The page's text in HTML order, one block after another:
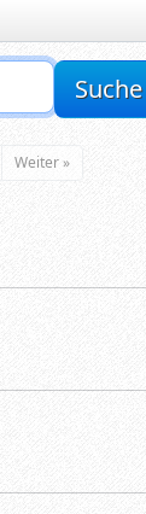
Suche
Weiter »